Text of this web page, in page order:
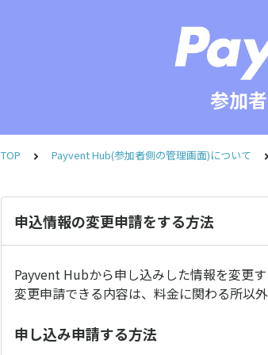
参加
TOP Payvent Hub(参加者側の管理画面)について
申込情報の変更申請をする方法
Payvent Hubから申し込みした情報を変更す
変更申請できる内容は、料金に関わる所以外
申し込み申請する方法